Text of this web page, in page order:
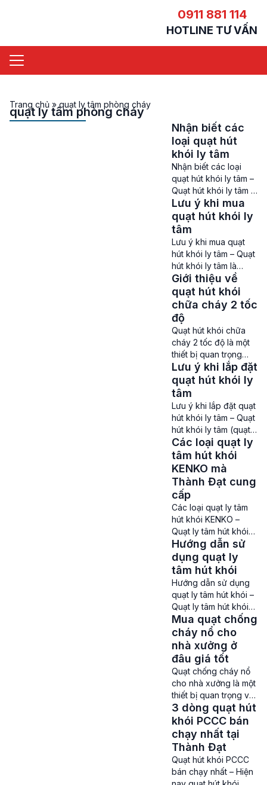
0911 881 114
HOTLINE TƯ VẤN
Trang chủ »quạt ly tâm phòng cháy
quạt ly tâm phòng cháy
Nhận biết các
loại quạt hút
khói ly tâm
Nhận biết các loại
quạt hút khói ly tâm –
Quạt hút khói ly tâm là
thiết bị quan trọng
trong các hệ thống
thông gió, xử lý khí
thải, cung cấp khí tươi
và hút khói, khí độc ở
các nhà máy, khu
công nghiệp và các
công trình xây dựng.
Quạt hút khói […]
Lưu ý khi mua
quạt hút khói ly
tâm
Lưu ý khi mua quạt
hút khói ly tâm – Quạt
hút khói ly tâm là
dòng quạt hút khói sự
cố chất lượng có thể
đem tới lưu lượng gió
cùng áp suất lớn hiện
được tin dùng ở các
công trình, nhà
xưởng, tòa nhà giúp
thông gió, xử lý khí
thải, hút […]
Giới thiệu về
quạt hút khói
chữa cháy 2 tốc
độ
Quạt hút khói chữa
cháy 2 tốc độ là một
thiết bị quan trọng
trong hệ thống PCCC
được sử dụng trong
các tòa nhà cao tầng,
nhà xưởng, hầm gửi
xe và các khu vực có
nguy cơ cháy nổ cao.
Để giúp mọi người có
thể hiểu rõ hơn về
dòng quạt này […]
Lưu ý khi lắp đặt
quạt hút khói ly
tâm
Lưu ý khi lắp đặt quạt
hút khói ly tâm – Quạt
hút khói ly tâm (quạt
hút khói chữa cháy ly
tâm) là thiết bị quan
trọng ở các hệ thống
Phòng cháy chữa
cháy, hệ thông thông
gió ở những khu vụ
tập trung đông người,
nhiều máy móc hoạt
động như các […]
Các loại quạt ly
tâm hút khói
KENKO mà
Thành Đạt cung
cấp
Các loại quạt ly tâm
hút khói KENKO –
Quạt ly tâm hút khói
KENKO là một trong
những thương hiệu
quạt ly tâm hút khói
được lắp ráp trong
nước có mẫu mã đa
dạng cùng mức giá
khá tốt được cung
cấp bởi Công ty
TNHH sản xuất
thương mại và công
nghiệp […]
Hướng dẫn sử
dụng quạt ly
tâm hút khói
Hướng dẫn sử dụng
quạt ly tâm hút khói –
Quạt ly tâm hút khói
PCCC hiện là thiết bị
bắt buộc phải được
trang bị ở các hệ
thống Phòng chống
cháy nổ, thông gió ở
các công trình, dự án
xây dựng các tòa nhà
cao tầng, trung tâm
thương mại, khu
chung […]
Mua quạt chống
cháy nổ cho
nhà xưởng ở
đâu giá tốt
Quạt chống cháy nổ
cho nhà xưởng là một
thiết bị quan trọng và
không thể thiếu trong
các nhà xưởng, đặc
biệt là ở những khu
vực có nguy cơ cháy
nổ cao chứa các vật
liệu dễ cháy như
xăng, dầu, khí gas ,…
3 dòng quạt hút
khói PCCC bán
chạy nhất tại
Thành Đạt
Quạt hút khói PCCC
bán chạy nhất – Hiện